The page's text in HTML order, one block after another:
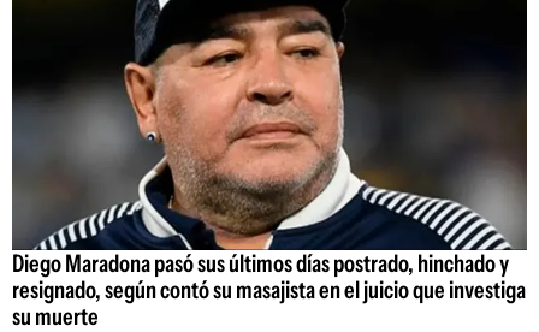
Diego Maradona pasó sus últimos días postrado, hinchado y
resignado, según contó su masajista en el juicio que investiga
su muerte